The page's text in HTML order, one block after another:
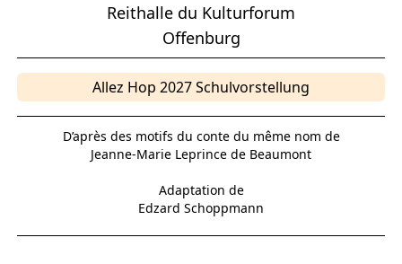
Reithalle du Kulturforum
Offenburg
Allez Hop 2027 Schulvorstellung
D’après des motifs du conte du même nom de
Jeanne-Marie Leprince de Beaumont
Adaptation de
Edzard Schoppmann